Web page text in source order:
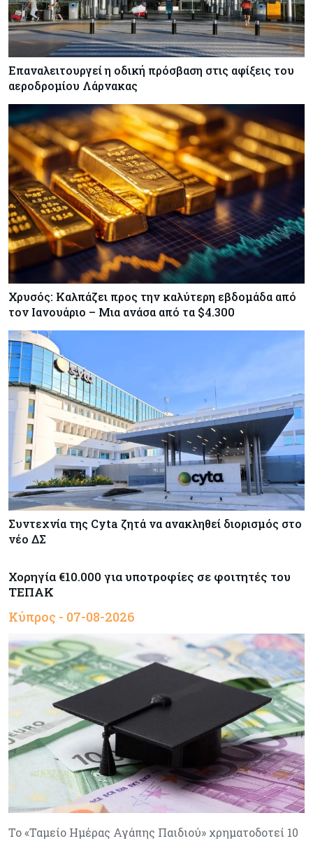
Επαναλειτουργεί η οδική πρόσβαση στις αφίξεις του
αεροδρομίου Λάρνακας
Χρυσός: Καλπάζει προς την καλύτερη εβδομάδα από
τον Ιανουάριο – Μια ανάσα από τα $4.300
Συντεχνία της Cyta ζητά να ανακληθεί διορισμός στο
νέο ΔΣ
Χορηγία €10.000 για υποτροφίες σε φοιτητές του
ΤΕΠΑΚ
Κύπρος - 07-08-2026
Το «Ταμείο Ημέρας Αγάπης Παιδιού» χρηματοδοτεί 10